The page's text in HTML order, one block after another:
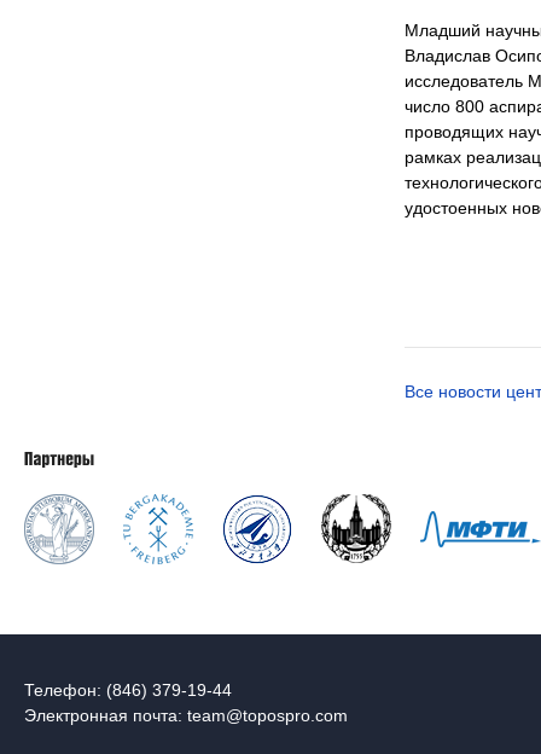
Младший
Владислав
исследователь
число 800
проводящих
рамках
удостоенных
Все новости
Телефон: (846) 379-19-44
Электронная почта: team@topospro.com